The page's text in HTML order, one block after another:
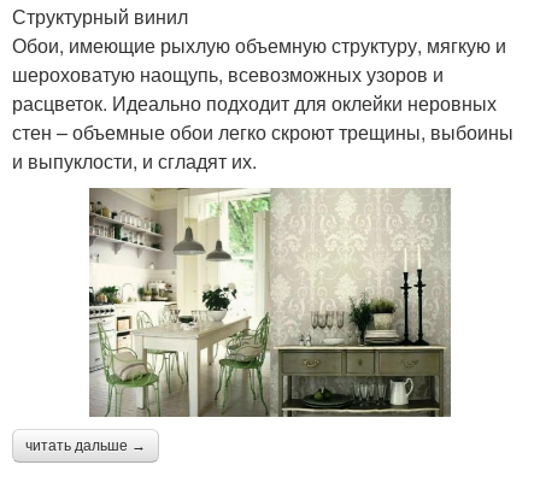
Структурный винил
Обои, имеющие рыхлую объемную структуру, мягкую и
шероховатую наощупь, всевозможных узоров и
расцветок. Идеально подходит для оклейки неровных
стен – объемные обои легко скроют трещины, выбоины
и выпуклости, и сгладят их.
читать дальше →